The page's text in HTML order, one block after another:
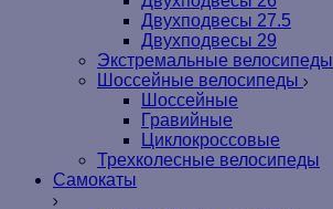
Двухподвесы 27.5
Двухподвесы 29
Экстремальные велосипеды
Шоссейные велосипеды
Шоссейные
Гравийные
Циклокроссовые
Трехколесные велосипеды
Самокаты